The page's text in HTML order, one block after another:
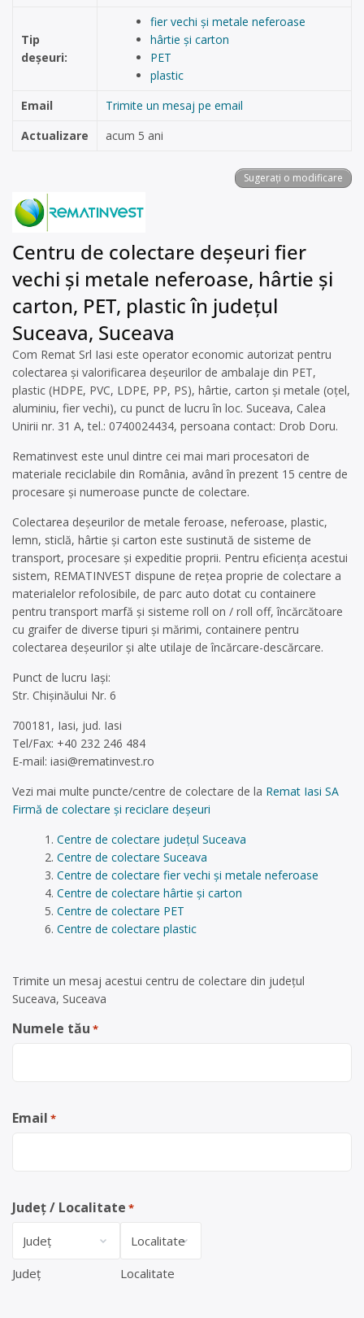
Tip
deșeuri:
fier vechi și metale neferoase
hârtie și carton
PET
plastic
Email
Trimite un mesaj pe email
Actualizare
acum 5 ani
Sugerați o modificare
Centru de colectare deșeuri fier
vechi și metale neferoase, hârtie și
carton, PET, plastic în județul
Suceava, Suceava
Com Remat Srl Iasi este operator economic autorizat pentru
colectarea și valorificarea deșeurilor de ambalaje din PET,
plastic (HDPE, PVC, LDPE, PP, PS), hârtie, carton și metale (oțel,
aluminiu, fier vechi), cu punct de lucru în loc. Suceava, Calea
Unirii nr. 31 A, tel.: 0740024434, persoana contact: Drob Doru.
Rematinvest este unul dintre cei mai mari procesatori de
materiale reciclabile din România, având în prezent 15 centre de
procesare și numeroase puncte de colectare.
Colectarea deșeurilor de metale feroase, neferoase, plastic,
lemn, sticlă, hârtie și carton este sustinută de sisteme de
transport, procesare și expeditie proprii. Pentru eficiența acestui
sistem, REMATINVEST dispune de reţea proprie de colectare a
materialelor refolosibile, de parc auto dotat cu containere
pentru transport marfă şi sisteme roll on / roll off, încărcătoare
cu graifer de diverse tipuri şi mărimi, containere pentru
colectarea deşeurilor și alte utilaje de încărcare-descărcare.
Punct de lucru Iași:
Str. Chișinăului Nr. 6
700181, Iasi, jud. Iasi
Tel/Fax: +40 232 246 484
E-mail: iasi@rematinvest.ro
Vezi mai multe puncte/centre de colectare de la Remat Iasi SA
Firmă de colectare și reciclare deșeuri
Centre de colectare județul Suceava
Centre de colectare Suceava
Centre de colectare fier vechi și metale neferoase
Centre de colectare hârtie și carton
Centre de colectare PET
Centre de colectare plastic
Trimite un mesaj acestui centru de colectare din județul
Suceava, Suceava
Numele tău *
Email *
Județ / Localitate *
Județ Localitate